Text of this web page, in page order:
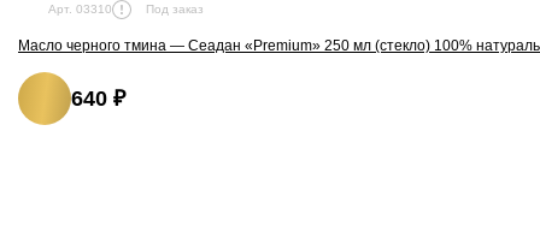
Арт. 03310 Под заказ
Масло черного тмина — Сеадан «Premium» 250 мл (стекло) 100%
640 ₽